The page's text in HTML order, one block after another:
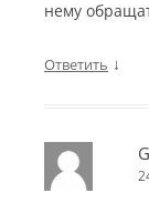
нему
Ответить ↓